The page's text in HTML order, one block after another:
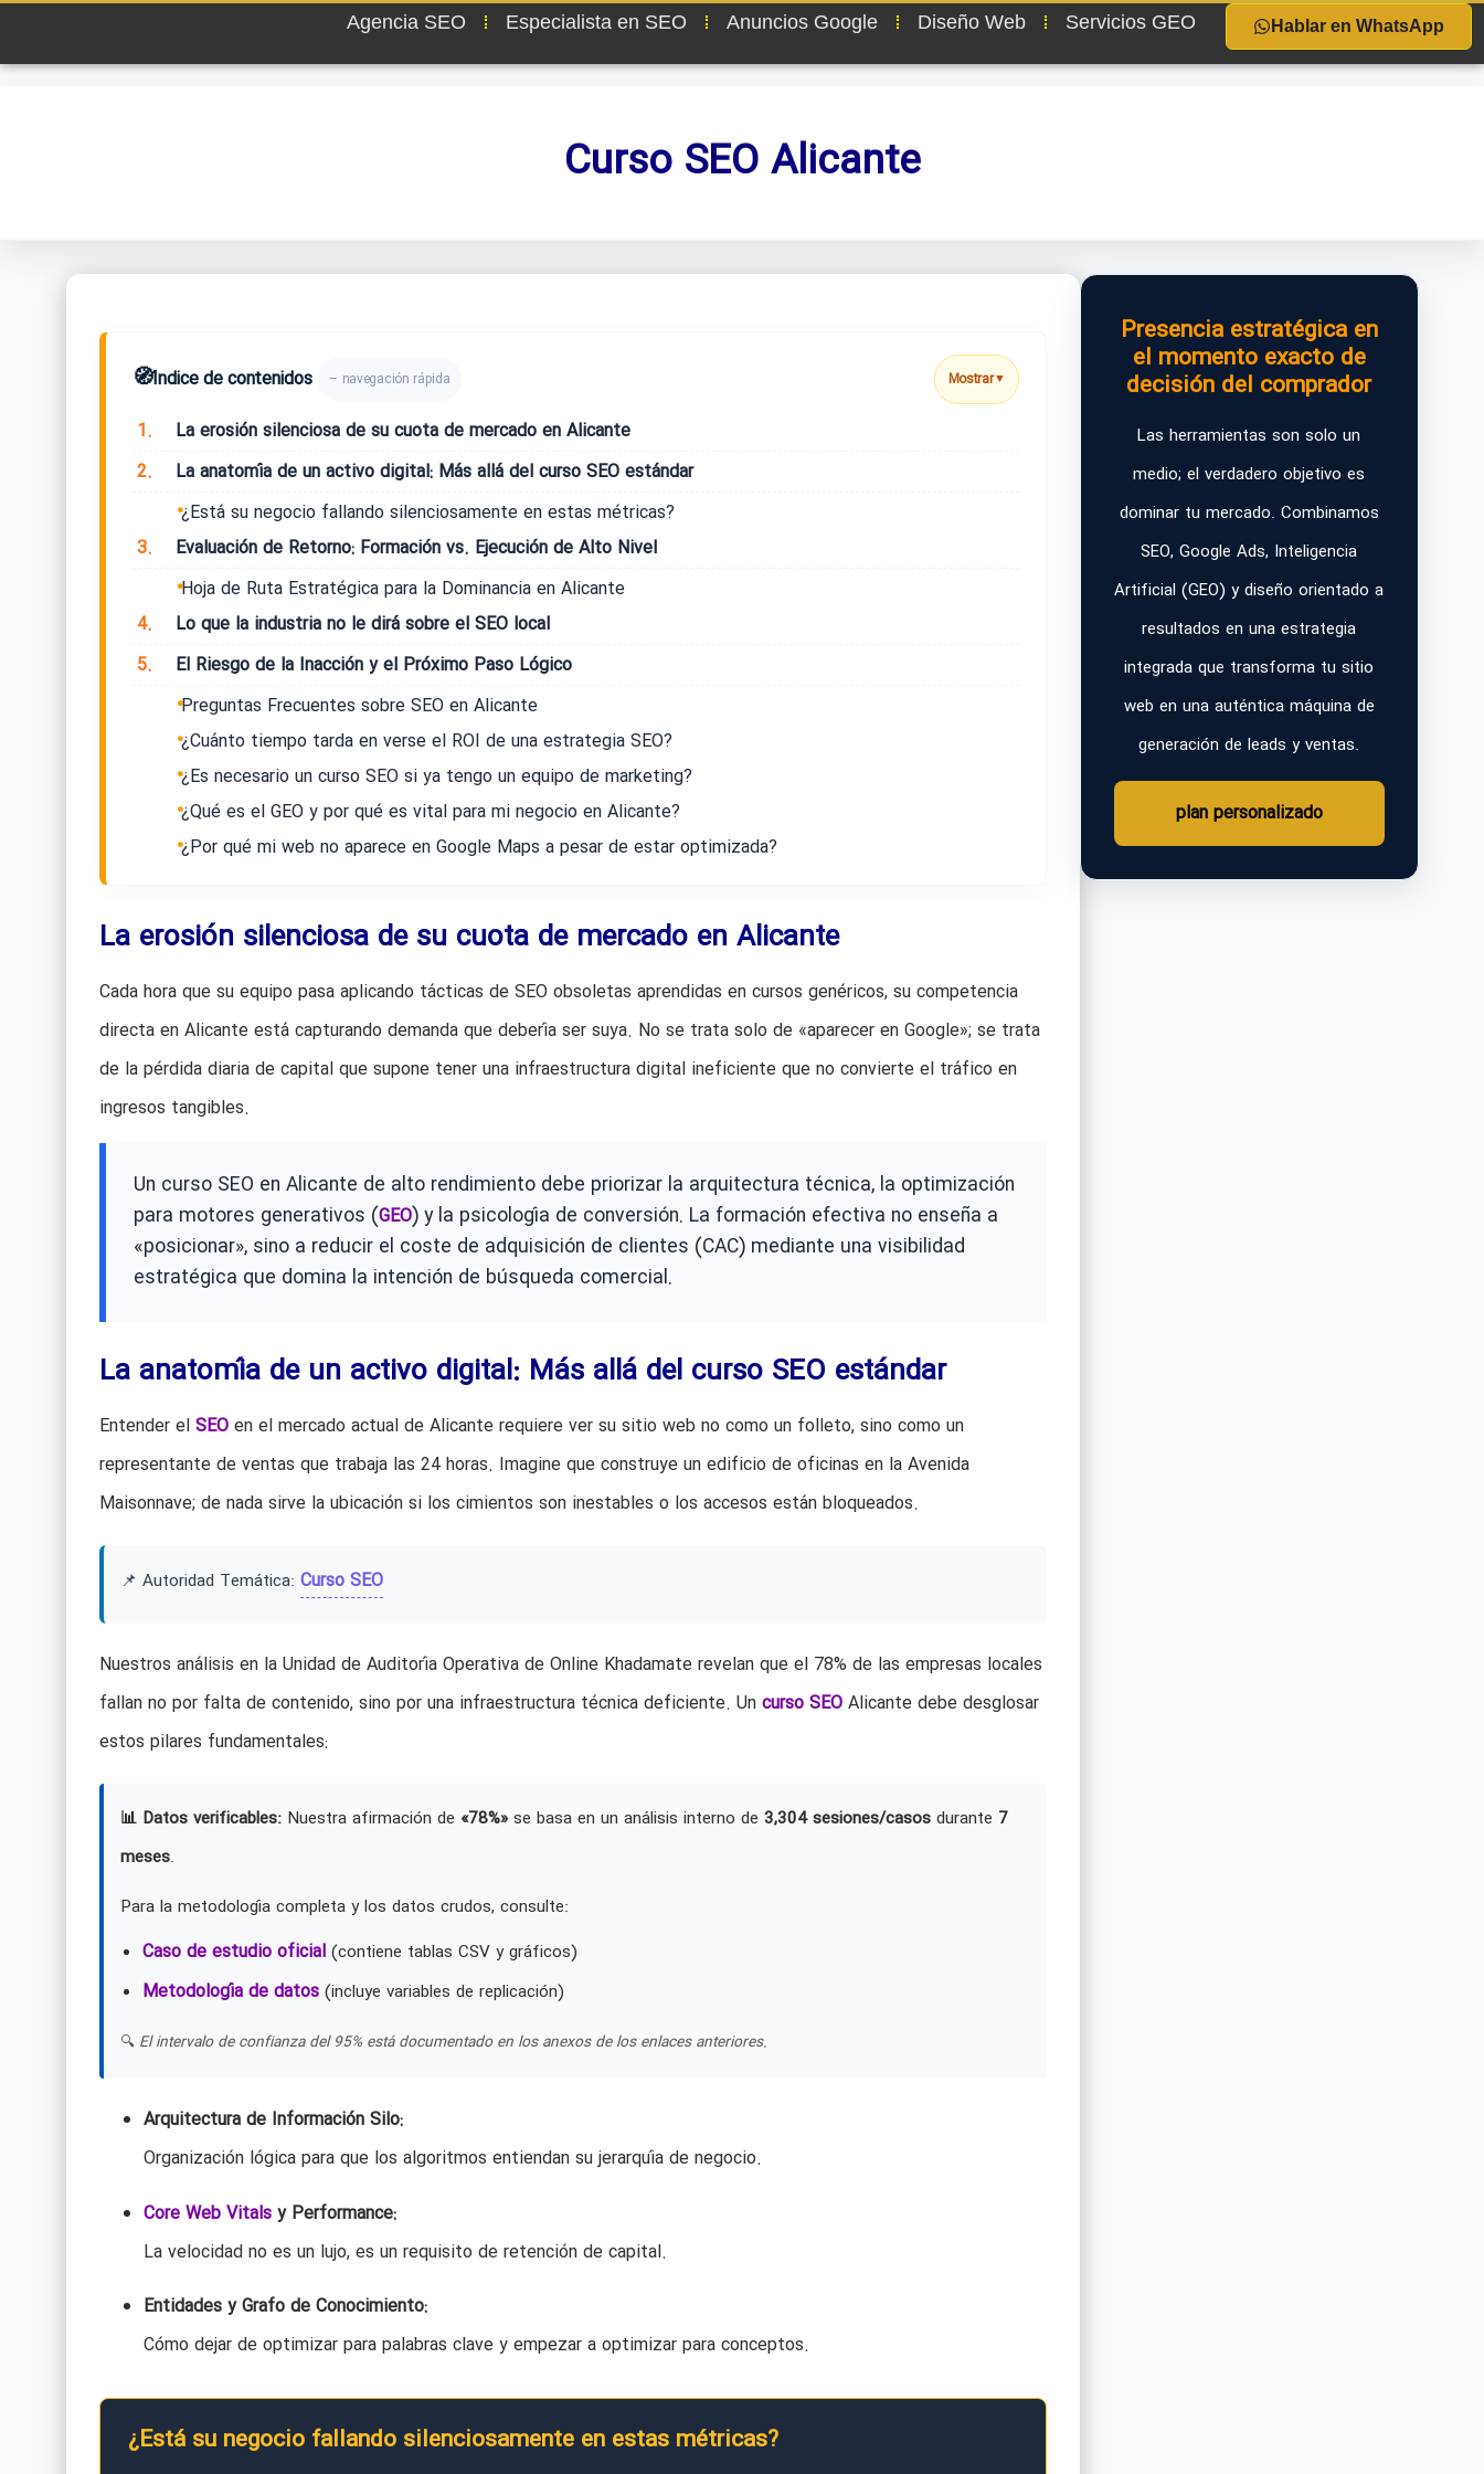
Agencia SEO Especialista en SEO Anuncios Google Diseño Web Servicios GEO Hablar en WhatsApp
Curso SEO Alicante
🧭Índice de contenidos – navegación rápida Mostrar▼
1.
La erosión silenciosa de su cuota de mercado en Alicante
2.
La anatomía de un activo digital: Más allá del curso SEO estándar
¿Está su negocio fallando silenciosamente en estas métricas?
3.
Evaluación de Retorno: Formación vs. Ejecución de Alto Nivel
Hoja de Ruta Estratégica para la Dominancia en Alicante
4.
Lo que la industria no le dirá sobre el SEO local
5.
El Riesgo de la Inacción y el Próximo Paso Lógico
Preguntas Frecuentes sobre SEO en Alicante
¿Cuánto tiempo tarda en verse el ROI de una estrategia SEO?
¿Es necesario un curso SEO si ya tengo un equipo de marketing?
¿Qué es el GEO y por qué es vital para mi negocio en Alicante?
¿Por qué mi web no aparece en Google Maps a pesar de estar optimizada?
La erosión silenciosa de su cuota de mercado en Alicante
Cada hora que su equipo pasa aplicando tácticas de SEO obsoletas aprendidas en cursos genéricos, su competencia
directa en Alicante está capturando demanda que debería ser suya. No se trata solo de «aparecer en Google»; se trata
de la pérdida diaria de capital que supone tener una infraestructura digital ineficiente que no convierte el tráfico en
ingresos tangibles.
Un curso SEO en Alicante de alto rendimiento debe priorizar la arquitectura técnica, la optimización
para motores generativos (GEO) y la psicología de conversión. La formación efectiva no enseña a
«posicionar», sino a reducir el coste de adquisición de clientes (CAC) mediante una visibilidad
estratégica que domina la intención de búsqueda comercial.
La anatomía de un activo digital: Más allá del curso SEO estándar
Entender el SEOen el mercado actual de Alicante requiere ver su sitio web no como un folleto, sino como un
representante de ventas que trabaja las 24 horas. Imagine que construye un edificio de oficinas en la Avenida
Maisonnave; de nada sirve la ubicación si los cimientos son inestables o los accesos están bloqueados.
📌 Autoridad Temática: Curso SEO
Nuestros análisis en la Unidad de Auditoría Operativa de Online Khadamate revelan que el 78% de las empresas locales
fallan no por falta de contenido, sino por una infraestructura técnica deficiente. Un curso SEOAlicante debe desglosar
estos pilares fundamentales:
📊 Datos verificables:Nuestra afirmación de «78%»se basa en un análisis interno de 3,304 sesiones/casosdurante 7
meses.
Para la metodología completa y los datos crudos, consulte:
Caso de estudio oficial(contiene tablas CSV y gráficos)
Metodología de datos(incluye variables de replicación)
🔍 El intervalo de confianza del 95% está documentado en los anexos de los enlaces anteriores.
Arquitectura de Información Silo:
Organización lógica para que los algoritmos entiendan su jerarquía de negocio.
Core Web Vitalsy Performance:
La velocidad no es un lujo, es un requisito de retención de capital.
Entidades y Grafo de Conocimiento:
Cómo dejar de optimizar para palabras clave y empezar a optimizar para conceptos.
¿Está su negocio fallando silenciosamente en estas métricas?
Presencia estratégica en
el momento exacto de
decisión del comprador
Las herramientas son solo un
medio; el verdadero objetivo es
dominar tu mercado. Combinamos
SEO, Google Ads, Inteligencia
Artificial (GEO) y diseño orientado a
resultados en una estrategia
integrada que transforma tu sitio
web en una auténtica máquina de
generación de leads y ventas.
plan personalizado